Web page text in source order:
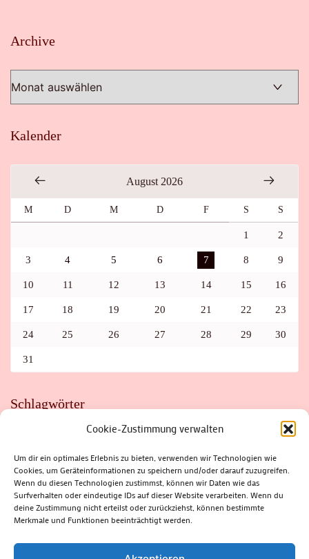
Cookie-Zustimmung verwalten
Um dir ein optimales Erlebnis zu bieten, verwenden wir Technologien wie
Cookies, um Geräteinformationen zu speichern und/oder darauf zuzugreifen.
Wenn du diesen Technologien zustimmst, können wir Daten wie das
Surfverhalten oder eindeutige IDs auf dieser Website verarbeiten. Wenn du
deine Zustimmung nicht erteilst oder zurückziehst, können bestimmte
Merkmale und Funktionen beeinträchtigt werden.
Archive
Kalender
August 2026
M D M D F S S
1 2
3 4 5 6 7 8 9
10 11 12 13 14 15 16
17 18 19 20 21 22 23
24 25 26 27 28 29 30
31
Schlagwörter
FAHRRAD
FLOHMARKT FOLK GEWINNSPIEL
HITZE
HITZEFALLE AUTO
IRISH DANCE JAZZ
KABARETT
KINDER
KIRMES KLASSIK
KLEINE SUHLER REIHE
KRIMI
KULTUR LESUNG LOTTO
MEININGEN
PARASITEN
PILZE SCHLEUSINGEN
SCHULWEG
SOMMERFERIEN
SPORT SRH
STADTFEST
STADTMARKETING
STRASSENSPERRUNG
SUHL
SUHLER FRÜHLING
SUHLER STADTMARKETING
THÜRINGER WALD
ZELLA-MEHLIS